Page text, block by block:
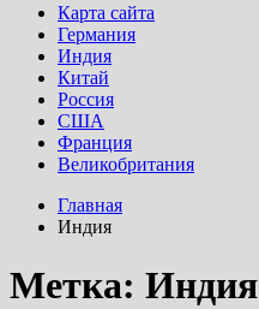
Карта сайта
Германия
Индия
Китай
Россия
США
Франция
Великобритания
Главная
Индия
Метка: Индия